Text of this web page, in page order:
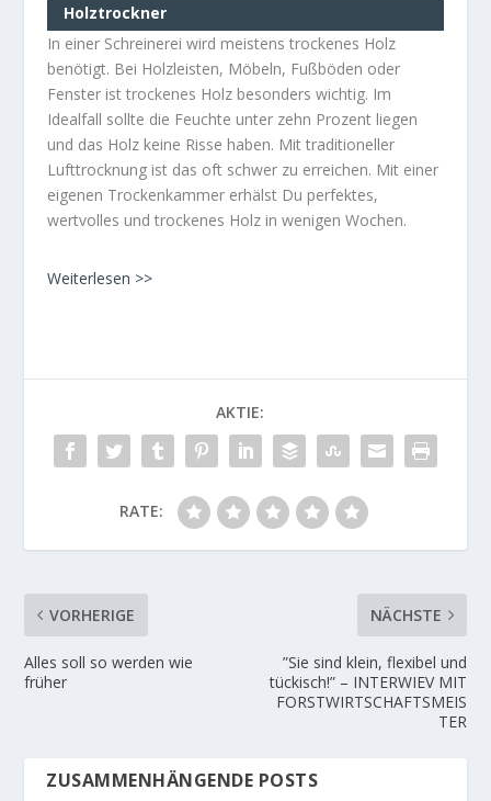
Holztrockner
In einer Schreinerei wird meistens trockenes Holz
benötigt. Bei Holzleisten, Möbeln, Fußböden oder
Fenster ist trockenes Holz besonders wichtig. Im
Idealfall sollte die Feuchte unter zehn Prozent liegen
und das Holz keine Risse haben. Mit traditioneller
Lufttrocknung ist das oft schwer zu erreichen. Mit einer
eigenen Trockenkammer erhälst Du perfektes,
wertvolles und trockenes Holz in wenigen Wochen.
Weiterlesen >>
AKTIE:
RATE:
VORHERIGE
Alles soll so werden wie
früher
NÄCHSTE
”Sie sind klein, flexibel und
tückisch!” – INTERWIEV MIT
FORSTWIRTSCHAFTSMEIS
TER
ZUSAMMENHÄNGENDE POSTS